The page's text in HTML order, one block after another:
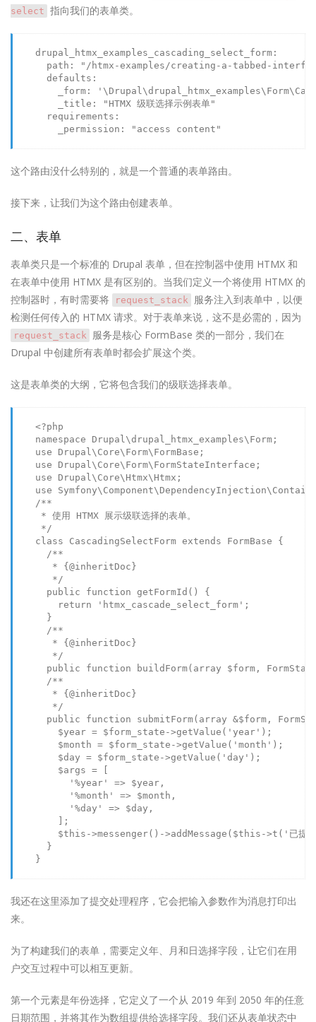
select 指向我们的表单类。
drupal_htmx_examples_cascading_select_form:
path:
"/htmx-examples/creating-a-tabbed-
defaults:
_form:
_title:
"HTMX 级联选择示例表单"
requirements:
_permission:
"access content"
这个路由没什么特别的，就是一个普通的表单路由。
接下来，让我们为这个路由创建表单。
二、表单
表单类只是一个标准的 Drupal 表单，但在控制器中使用 HTMX 和
在表单中使用 HTMX 是有区别的。当我们定义一个将使用 HTMX 的
控制器时，有时需要将
request_stack 服务注入到表单中，以便
检测任何传入的 HTMX 请求。对于表单来说，这不是必需的，因为
request_stack 服务是核心 FormBase 类的一部分，我们在
Drupal 中创建所有表单时都会扩展这个类。
这是表单类的大纲，它将包含我们的级联选择表单。
<?php
namespace
Drupal\drupal_htmx_examples\ Form ;
use
Drupal\ Core\ Form\ FormBase ;
use
Drupal\ Core\ Form\ FormStateInterface ;
use
Drupal\ Core\ Htmx\ Htmx ;
use
Symfony\ Component\ DependencyInjection\
/**
     * 使用 HTMX 展示级联选择的表单。
     */
class
CascadingSelectForm extends FormBase
{
/**
       * {
@inheritDoc }
       */
public
function getFormId ( ) {
return
'htmx_cascade_select_form' ;
      }
/**
       * {
@inheritDoc }
       */
public
function buildForm( array $form ,
/**
       * {
@inheritDoc }
       */
public
function submitForm( array &$form ,
$year = $form_state ->getValue ( 'year' );
$month = $form_state ->getValue ( 'month' );
$day = $form_state ->getValue ( 'day' );
$args = [
'%year'
=> $year ,
'%month'
=> $month ,
'%day'
=> $day ,
        ];
$this ->messenger()->addMessage ( $this ->t ( '已提
      }
    }
我还在这里添加了提交处理程序，它会把输入参数作为消息打印出
来。
为了构建我们的表单，需要定义年、月和日选择字段，让它们在用
户交互过程中可以相互更新。
第一个元素是年份选择，它定义了一个从 2019 年到 2050 年的任意
日期范围，并将其作为数组提供给选择字段。我们还从表单状态中